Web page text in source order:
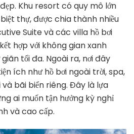
Khu resort có quy mô lớn
thự, được chia thành nhiều
Suite và các villa hồ bơi
hợp với không gian xanh
tối đa. Ngoài ra, nơi đây
ích như hồ bơi ngoài trời, spa,
bãi biển riêng. Đây là lựa
ai muốn tận hưởng kỳ nghỉ
và cao cấp.